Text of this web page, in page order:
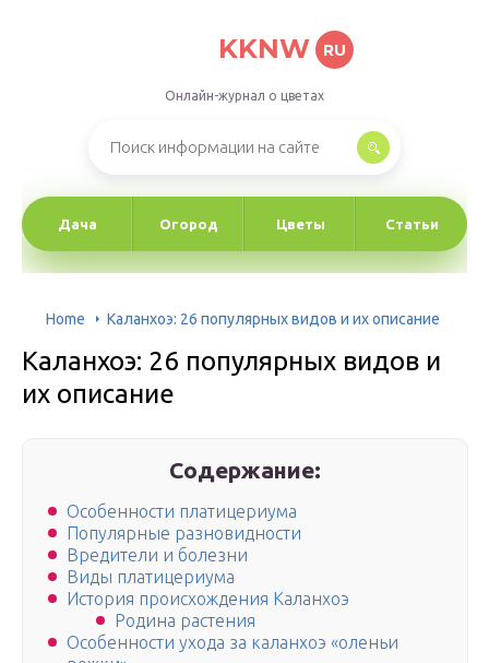
KKNW RU
Онлайн-журнал о цветах
Дача Огород Цветы Статьи
Home Каланхоэ: 26 популярных видов и их описание
Каланхоэ: 26 популярных видов и
их описание
Содержание:
Особенности платицериума
Популярные разновидности
Вредители и болезни
Виды платицериума
История происхождения Каланхоэ
Родина растения
Особенности ухода за каланхоэ «оленьи